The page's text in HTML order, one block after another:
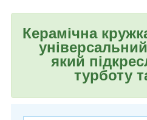
Керамічна
який
турботу